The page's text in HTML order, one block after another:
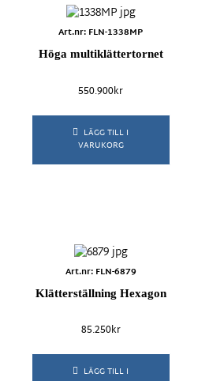
HPL-material
Art.nr: FLN-1338MP
Höga multiklättertornet
550.900kr
LÄGG TILL I
VARUKORG
Art.nr: FLN-6879
Klätterställning Hexagon
85.250kr
LÄGG TILL I